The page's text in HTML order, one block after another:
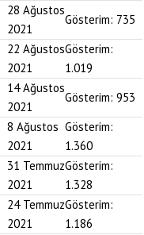
28 Ağustos
2021
Gösterim: 735
22 Ağustos
2021
Gösterim:
1.019
14 Ağustos
2021
Gösterim: 953
8 Ağustos
2021
Gösterim:
1.360
31 Temmuz
2021
Gösterim:
1.328
24 Temmuz
2021
Gösterim:
1.186